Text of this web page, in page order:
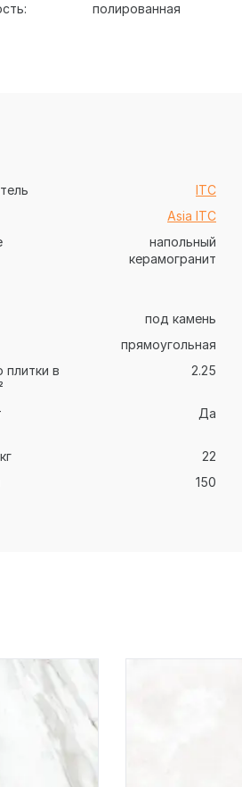
полированная
ITC
Asia ITC
напольный
керамогранит
под камень
прямоугольная
плитки в
2.25
Да
22
150